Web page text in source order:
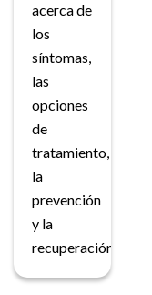
acerca de
los
síntomas,
las
opciones
de
tratamiento,
la
prevención
y la
recuperación.